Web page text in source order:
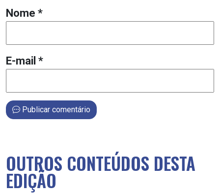
Nome *
E-mail *
Publicar comentário
OUTROS CONTEÚDOS DESTA
EDIÇÃO